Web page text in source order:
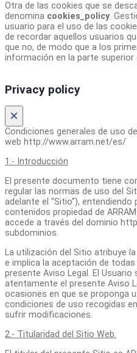
Otra de las cookies que se
denomina cookies_policy.
usuario para el uso de las
de recordar aquellos usuarios
que no, de modo que a los
información en la parte superior
Privacy policy
×
Condiciones generales de uso
web http://www.arram.net/es/
1.- Introducción
El presente documento tiene
regular las normas de uso del
adelante el "Sitio"),
contenidos propiedad de
accede a través del dominio
subdominios.
La utilización del Sitio atribuye
e implica la aceptación de
presente Aviso Legal. El
atentamente el presente Aviso
ocasiones en que se proponga
condiciones de uso recogidas
sufrir modificaciones.
2.- Titularidad del Sitio Web.